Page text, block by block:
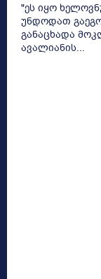
"ეს იყო
უნდოდათ
განაცხადა
ავალიანის...